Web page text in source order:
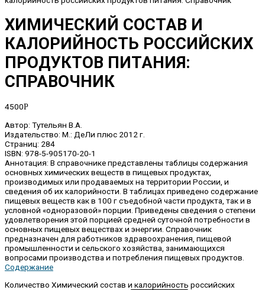
ХИМИЧЕСКИЙ СОСТАВ И
КАЛОРИЙНОСТЬ РОССИЙСКИХ
ПРОДУКТОВ ПИТАНИЯ:
СПРАВОЧНИК
4500Р
Автор: Тутельян В.А.
Издательство: М.: ДеЛи плюс 2012 г.
Страниц: 284
ISBN: 978-5-905170-20-1
Аннотация: В справочнике представлены таблицы содержания
основных химических веществ в пищевых продуктах,
производимых или продаваемых на территории России, и
сведения об их калорийности. В таблицах приведено содержание
пищевых веществ как в 100 г съедобной части продукта, так и в
условной «одноразовой» порции. Приведены сведения о степени
удовлетворения этой порцией средней суточной потребности в
основных пищевых веществах и энергии. Справочник
предназначен для работников здравоохранения, пищевой
промышленности и сельского хозяйства, занимающихся
вопросами производства и потребления пищевых продуктов.
Содержание
Количество Химический состав и калорийность российских